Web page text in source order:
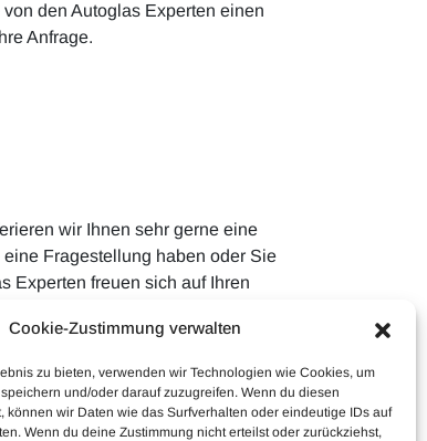
Cookie-Zustimmung verwalten
zu bieten, verwenden wir Technologien wie Cookies, um
und/oder darauf zuzugreifen. Wenn du diesen
können wir Daten wie das Surfverhalten oder eindeutige IDs auf
Wenn du deine Zustimmung nicht erteilst oder zurückziehst,
den Autoglas Experten einen
Anfrage.
wir Ihnen sehr gerne eine
Fragestellung haben oder Sie
Experten freuen sich auf Ihren